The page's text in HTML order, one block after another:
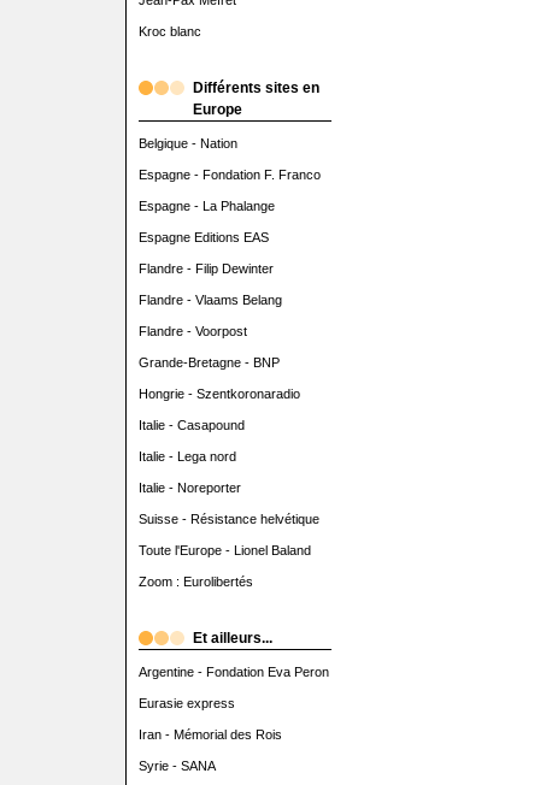
Kroc blanc
Différents sites en
Europe
Belgique - Nation
Espagne - Fondation F. Franco
Espagne - La Phalange
Espagne Editions EAS
Flandre - Filip Dewinter
Flandre - Vlaams Belang
Flandre - Voorpost
Grande-Bretagne - BNP
Hongrie - Szentkoronaradio
Italie - Casapound
Italie - Lega nord
Italie - Noreporter
Suisse - Résistance helvétique
Toute l'Europe - Lionel Baland
Zoom : Eurolibertés
Et ailleurs...
Argentine - Fondation Eva Peron
Eurasie express
Iran - Mémorial des Rois
Syrie - SANA